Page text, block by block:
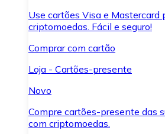
Use cartões Visa e Mastercard
criptomoedas. Fácil e seguro!
Comprar com cartão
Loja - Cartões-presente
Novo
Compre cartões-presente das
com criptomoedas.